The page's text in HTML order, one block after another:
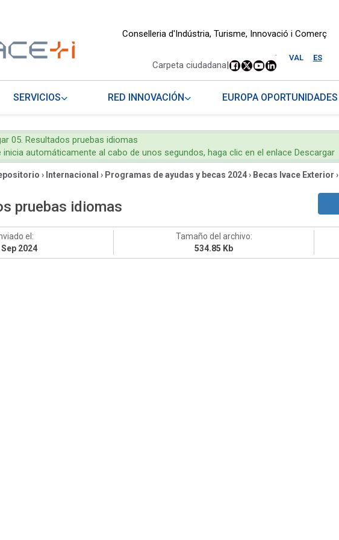
Conselleria d'Indústria, Turisme, Innovació i Comerç
VAL ES
.
Carpeta ciudadana|
SERVICIOS RED INNOVACIÓN EUROPA OPORTUNIDADES
05. Resultados pruebas idiomas
inicia automáticamente al cabo de unos segundos, haga clic en el enlace Descargar
› Internacional › Programas de ayudas y becas 2024› Becas Ivace Exterior ›
pruebas idiomas
el:
Sep 2024
Tamaño del archivo:
534.85 Kb